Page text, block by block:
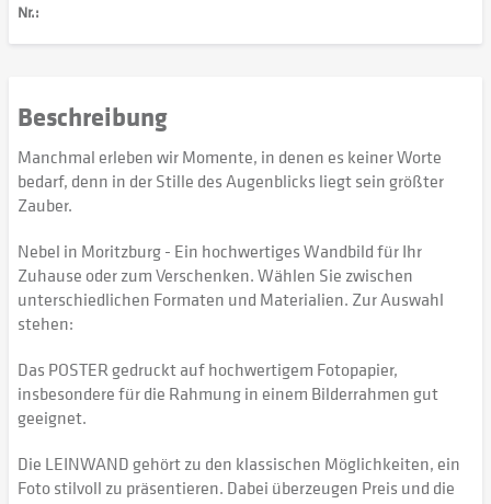
Nr.:
Beschreibung
Manchmal erleben wir Momente, in denen es keiner Worte
bedarf, denn in der Stille des Augenblicks liegt sein größter
Zauber.
Nebel in Moritzburg - Ein hochwertiges Wandbild für Ihr
Zuhause oder zum Verschenken. Wählen Sie zwischen
unterschiedlichen Formaten und Materialien. Zur Auswahl
stehen:
Das POSTER gedruckt auf hochwertigem Fotopapier,
insbesondere für die Rahmung in einem Bilderrahmen gut
geeignet.
Die LEINWAND gehört zu den klassischen Möglichkeiten, ein
Foto stilvoll zu präsentieren. Dabei überzeugen Preis und die